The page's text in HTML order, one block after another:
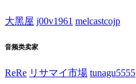
大黑屋 j00v1961 melcastcojp
音频类卖家
ReRe リサマイ市場 tunagu5555